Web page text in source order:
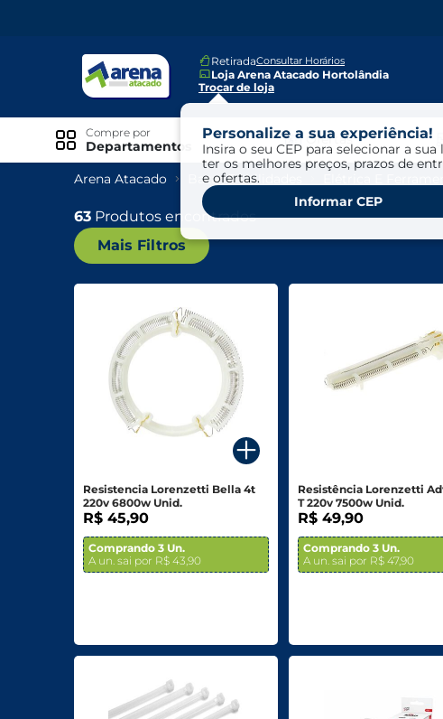
RetiradaConsultar Horários
Loja Arena Atacado Hortolândia
Trocar de loja
Personalize a sua experiência!
Insira o seu CEP para selecionar a sua
ter os melhores preços, prazos de
e ofertas.
Informar CEP
Ofertas
Compre por
Departamentos
Especiais
Exclusivo Online
Ofertas
Ofertas Arena Mais
Ofertas Cartão Fácil pra Pagar
Mundo Infantil
Mundo Pet
Para o seu Negócio
Mercearia
Bebidas
Carnes, Aves E Peixes
Frios E Laticínios
Arena Atacado Bazar E Utilidades
63 Produtos encontrados
Mais Filtros
Resistencia Lorenzetti Bella 4t
220v 6800w Unid.
R$ 45,90
Comprando 3 Un.
A un. sai por R$ 43,90
Resistência Lorenzetti
T 220v 7500w Unid.
R$ 49,90
Comprando 3 Un.
A un. sai por R$ 47,90